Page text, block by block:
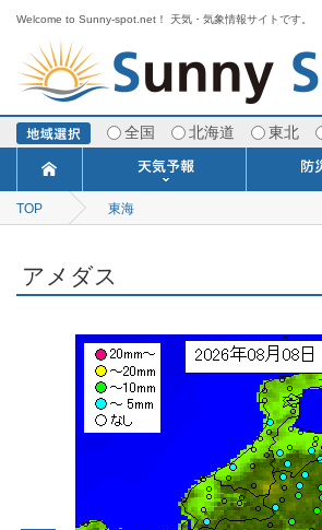
Welcome to Sunny-spot.net！ 天気・気象情報サイトです。
全国 北海道 東北
今日明日の天気
ポイント予報
週間天気予報
寒・暖候期予報
TOP 東海
アメダス